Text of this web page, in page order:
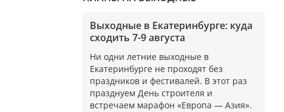
Выходные в Екатеринбурге: куда
сходить 7-9 августа
Ни одни летние выходные в
Екатеринбурге не проходят без
праздников и фестивалей. В этот раз
празднуем День строителя и
встречаем марафон «Европа — Азия».